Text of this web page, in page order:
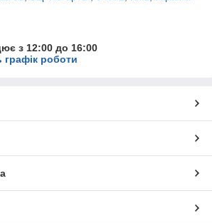
з 12:00 до 16:00
графік роботи